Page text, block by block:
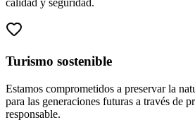
calidad y seguridad.
Turismo sostenible
Estamos comprometidos a preservar la
para las generaciones futuras a través de
responsable.